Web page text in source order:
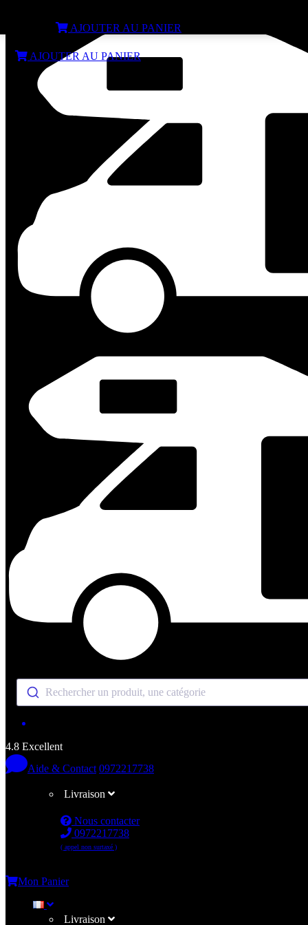
Rechercher un produit, une catégorie
4.8 Excellent
Aide & Contact 0972217738
Livraison
Nous contacter
0972217738
( appel non surtaxé )
Mon Panier
Livraison
AJOUTER AU PANIER
AJOUTER AU PANIER